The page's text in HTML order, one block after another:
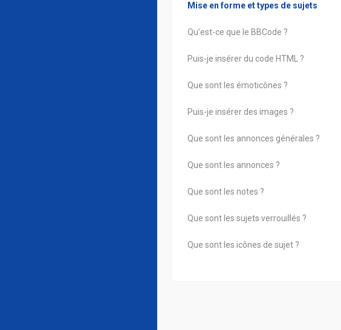
Mise en forme et types de sujets
Qu’est-ce que le BBCode ?
Puis-je insérer du code HTML ?
Que sont les émoticônes ?
Puis-je insérer des images ?
Que sont les annonces générales ?
Que sont les annonces ?
Que sont les notes ?
Que sont les sujets verrouillés ?
Que sont les icônes de sujet ?